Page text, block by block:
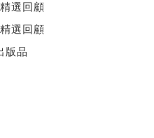
選回顧
選回顧
版品